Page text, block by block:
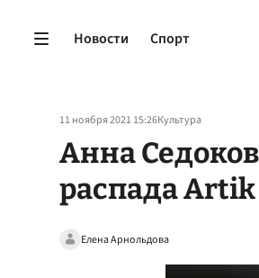
Новости Спорт
11 ноября 2021 15:26Культура
Анна
распада
Елена Арнольдова